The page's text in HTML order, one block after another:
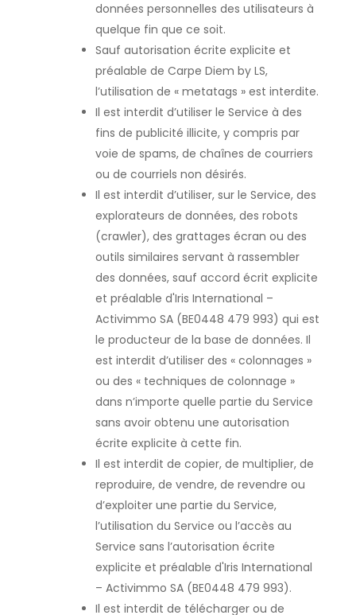
données personnelles des utilisateurs à
quelque fin que ce soit.
Sauf autorisation écrite explicite et
préalable de Carpe Diem by LS,
l’utilisation de « metatags » est interdite.
Il est interdit d’utiliser le Service à des
fins de publicité illicite, y compris par
voie de spams, de chaînes de courriers
ou de courriels non désirés.
Il est interdit d’utiliser, sur le Service, des
explorateurs de données, des robots
(crawler), des grattages écran ou des
outils similaires servant à rassembler
des données, sauf accord écrit explicite
et préalable d'Iris International –
Activimmo SA (BE0448 479 993) qui est
le producteur de la base de données. Il
est interdit d’utiliser des « colonnages »
ou des « techniques de colonnage »
dans n’importe quelle partie du Service
sans avoir obtenu une autorisation
écrite explicite à cette fin.
Il est interdit de copier, de multiplier, de
reproduire, de vendre, de revendre ou
d’exploiter une partie du Service,
l’utilisation du Service ou l’accès au
Service sans l’autorisation écrite
explicite et préalable d'Iris International
– Activimmo SA (BE0448 479 993).
Il est interdit de télécharger ou de